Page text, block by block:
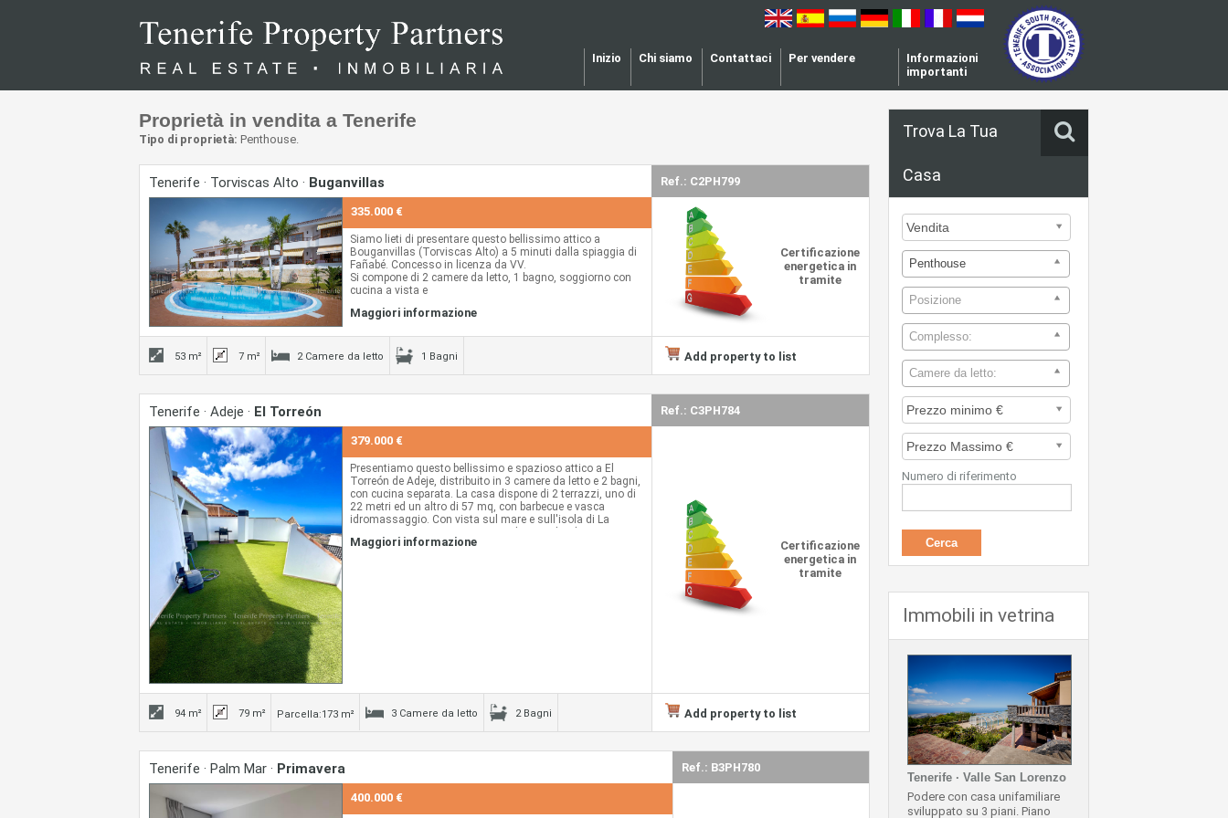
Inizio Chi siamo Contattaci Per vendere
Informazioni
importanti
Proprietà in vendita a Tenerife
Tipo di proprietà: Penthouse.
Tenerife · Torviscas Alto · Buganvillas Ref.: C2PH799
335.000 €
Siamo lieti di presentare questo bellissimo attico a
Bouganvillas (Torviscas Alto) a 5 minuti dalla spiaggia di
Fañabé. Concesso in licenza da VV.
Si compone di 2 camere da letto, 1 bagno, soggiorno con
cucina a vista e
Viene venduto completamente ristrutturato e arredato con
A 5 minuti in auto dalla spiaggia di Fañabé, centro
commerciale, ristoranti, bar, saloni di bellezza, cinema,
ProprietÃ molto ben posizionata!
Maggiori informazione
Certificazione
energetica in
tramite
53 m² 7 m² 2 Camere da letto 1 Bagni Add property to list
Tenerife · Adeje · El Torreón Ref.: C3PH784
379.000 €
Presentiamo questo bellissimo e spazioso attico a El
Torreón de Adeje, distribuito in 3 camere da letto e 2 bagni,
con cucina separata. La casa dispone di 2 terrazzi, uno di
22 metri ed un altro di 57 mq, con barbecue e vasca
idromassaggio. Con vista sul mare e sull'isola di La
circondato da tutti i servizi, scuole, supermercati, fermate di
Maggiori informazione
Certificazione
energetica in
tramite
94 m² 79 m² Parcella:173 m² 3 Camere da letto 2 Bagni Add property to list
Tenerife · Palm Mar · Primavera Ref.: B3PH780
400.000 €
Trova La Tua
Casa
Penthouse
Posizione
Complesso:
Camere da letto:
Numero di riferimento
Immobili in vetrina
Tenerife · Valle San Lorenzo
Podere con casa unifamiliare
sviluppato su 3 piani. Piano